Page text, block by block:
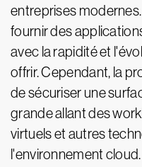
entreprises
fournir des
avec la rapidité et
offrir. Cependant, la
de sécuriser une
grande allant des
virtuels et autres
l'environnement cloud.